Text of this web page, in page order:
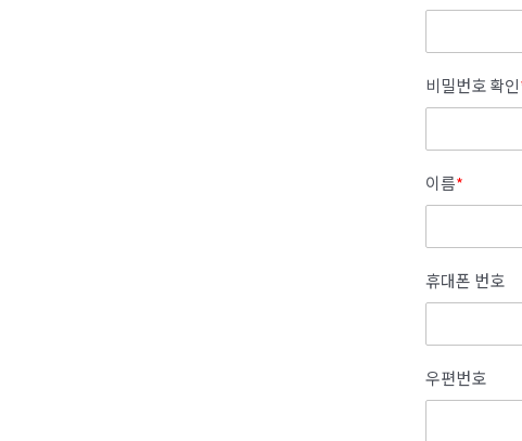
비밀번호 확인
이름*
휴대폰 번호
우편번호